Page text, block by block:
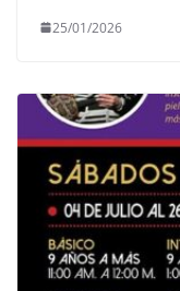
25/01/2026